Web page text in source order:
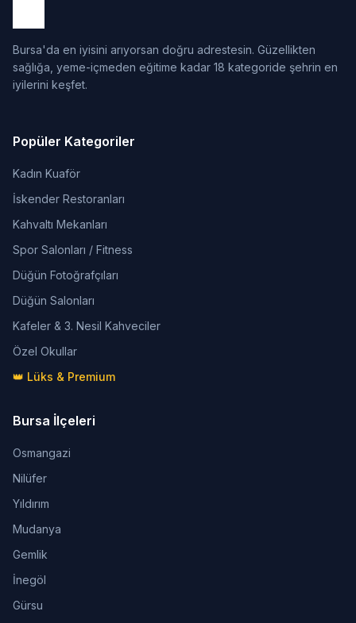
Bursa'da en iyisini arıyorsan doğru adrestesin. Güzellikten
sağlığa, yeme-içmeden eğitime kadar 18 kategoride şehrin en
iyilerini keşfet.
Popüler Kategoriler
Kadın Kuaför
İskender Restoranları
Kahvaltı Mekanları
Spor Salonları / Fitness
Düğün Fotoğrafçıları
Düğün Salonları
Kafeler & 3. Nesil Kahveciler
Özel Okullar
👑 Lüks & Premium
Bursa İlçeleri
Osmangazi
Nilüfer
Yıldırım
Mudanya
Gemlik
İnegöl
Gürsu